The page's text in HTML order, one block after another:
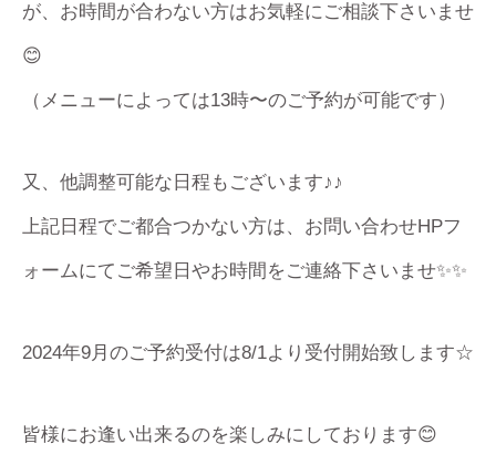
が、お時間が合わない方はお気軽にご相談下さいませ
😊
（メニューによっては13時〜のご予約が可能です）
又、他調整可能な日程もございます♪♪
上記日程でご都合つかない方は、お問い合わせHPフ
ォームにてご希望日やお時間をご連絡下さいませ✨✨
2024年9月のご予約受付は8/1より受付開始致します☆
皆様にお逢い出来るのを楽しみにしております😊